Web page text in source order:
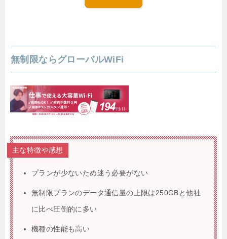
無制限ならグローバルWiFi
主な特徴や感想
プランが少ないため迷う必要がない
無制限プランのデータ通信量の上限は250GBと他社
に比べ圧倒的に多い
機種の性能も高い